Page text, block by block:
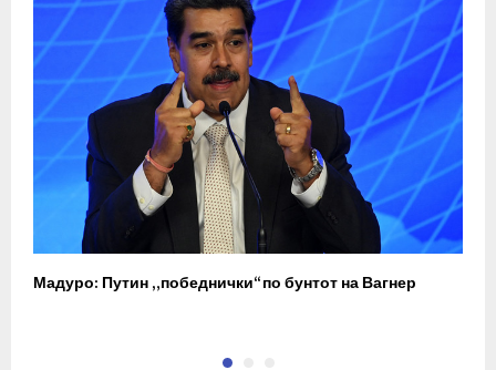
Мадуро: Путин „победнички“ по бунтот на Вагнер